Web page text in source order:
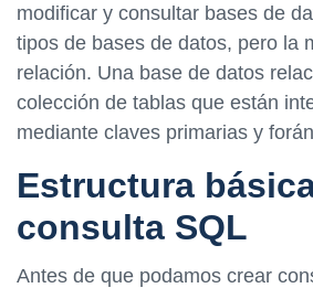
modificar y consultar bases de
tipos de bases de datos, pero la
relación. Una base de datos
colección de tablas que están
mediante claves primarias y
Estructura
consulta SQL
Antes de que podamos crear